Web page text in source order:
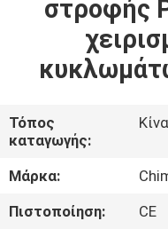
ΠΡΟΪΌΝΤΑ
ΕΜΕΊΣ
ΓΎΡΟΣ
ΕΡΓΟΣΤΑΣΊΩΝ
στροφής
Τόπος
καταγωγής:
Κίνα
Μάρκα:
Πιστοποίηση:
CE